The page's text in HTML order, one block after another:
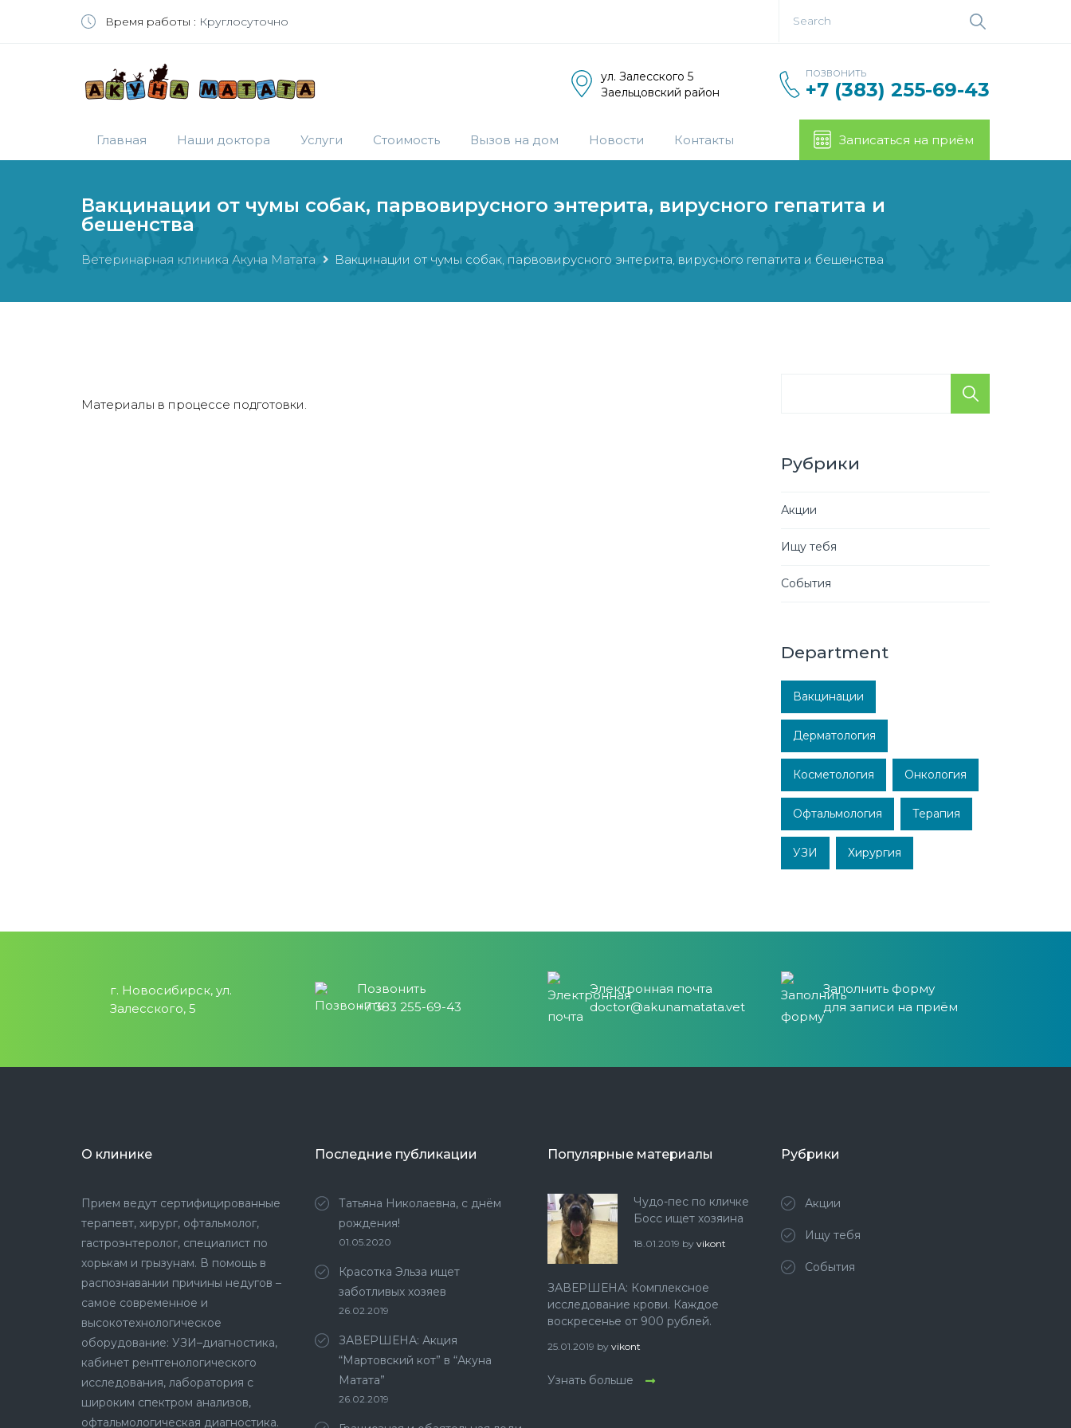
Время работы : Круглосуточно
ул. Залесского 5
Заельцовский район
ПОЗВОНИТЬ
+7 (383) 255-69-43
Главная Наши доктора Услуги Стоимость Вызов на дом Новости Контакты Записаться на приём
Вакцинации от чумы собак, парвовирусного энтерита, вирусного гепатита и
бешенства
Ветеринарная клиника Акуна Матата Вакцинации от чумы собак, парвовирусного энтерита, вирусного гепатита и бешенства
Материалы в процессе подготовки.
Рубрики
Акции
Ищу тебя
События
Department
Вакцинации
Дерматология
Косметология Онкология
Офтальмология Терапия
УЗИ Хирургия
г. Новосибирск, ул.
Залесского, 5
Позвонить
+7 383 255-69-43
Электронная почта
doctor@akunamatata.vet
Заполнить форму
для записи на приём
О клинике
Прием ведут сертифицированные
терапевт, хирург, офтальмолог,
гастроэнтеролог, специалист по
хорькам и грызунам. В помощь в
распознавании причины недугов –
самое современное и
высокотехнологическое
оборудование: УЗИ–диагностика,
кабинет рентгенологического
исследования, лаборатория с
широким спектром анализов,
офтальмологическая диагностика.
Последние публикации
Татьяна Николаевна, с днём
рождения!
01.05.2020
Красотка Эльза ищет
заботливых хозяев
26.02.2019
ЗАВЕРШЕНА: Акция
“Мартовский кот” в “Акуна
Матата”
26.02.2019
Популярные материалы
Чудо-пес по кличке
Босс ищет хозяина
18.01.2019 by vikont
ЗАВЕРШЕНА: Комплексное
исследование крови. Каждое
воскресенье от 900 рублей.
25.01.2019 by vikont
Узнать больше
Рубрики
Акции
Ищу тебя
События